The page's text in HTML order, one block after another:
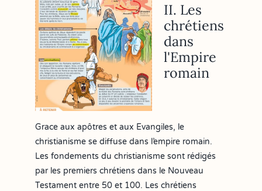
II. Les
chrétiens
dans
l'Empire
romain
Grace aux apôtres et aux Evangiles, le
christianisme se diffuse dans l’empire romain.
Les fondements du christianisme sont rédigés
par les premiers chrétiens dans le Nouveau
Testament entre 50 et 100. Les chrétiens